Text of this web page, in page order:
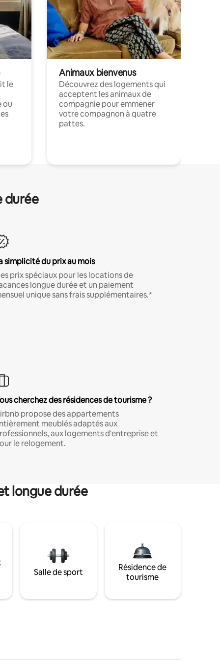
le
ou
Animaux bienvenus
Découvrez des logements qui
acceptent les animaux de
compagnie pour emmener
votre compagnon à quatre
pattes.
durée
simplicité du prix au mois
prix spéciaux pour les locations de
longue durée et un paiement
unique sans frais supplémentaires.*
cherchez des résidences de tourisme ?
propose des appartements
meublés adaptés aux
aux logements d'entreprise et
le relogement.
longue durée
Salle de sport
Résidence de
tourisme